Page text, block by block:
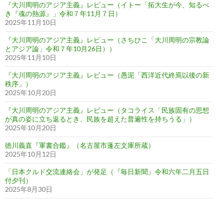
『大川周明のアジア主義』レビュー（イトー「拓大生が今、知るべ
き『魂の熱源』」令和７年11月７日）
2025年11月10日
『大川周明のアジア主義』レビュー（さちひこ「大川周明の宗教論
とアジア論」令和７年10月26日））
2025年11月10日
『大川周明のアジア主義』レビュー（愚泥「西洋近代終焉以後の新
秩序」）
2025年10月20日
『大川周明のアジア主義』レビュー（タコライス「民族固有の思想
が真の姿に立ち返るとき、民族を超えた普遍性を持ちうる」）
2025年10月20日
徳川義直『軍書合鑑』（名古屋市蓬左文庫所蔵）
2025年10月12日
「日本クルド交流連絡会」が発足（『毎日新聞』令和六年二月五日
付夕刊）
2025年8月30日